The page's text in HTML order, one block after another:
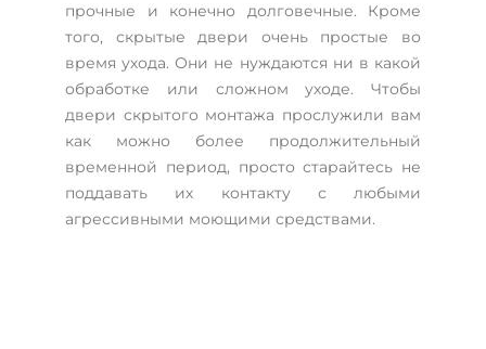
прочные и конечно долговечные. Кроме
того, скрытые двери очень простые во
время ухода. Они не нуждаются ни в какой
обработке или сложном уходе. Чтобы
двери скрытого монтажа прослужили вам
как можно более продолжительный
временной период, просто старайтесь не
поддавать их контакту с любыми
агрессивными моющими средствами.